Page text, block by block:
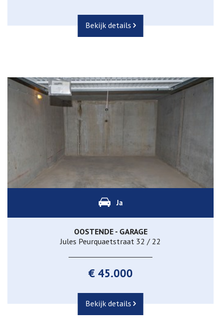
Bekijk details
Ja
OOSTENDE - GARAGE
Jules Peurquaetstraat 32 / 22
€ 45.000
Bekijk details